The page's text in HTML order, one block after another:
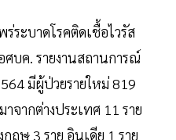
ระบาดโรคติดเชื้อไวรัส
บค. รายงานสถานการณ์
มีผู้ป่วยรายใหม่ 819
าจากต่างประเทศ 11 ราย
ษ 3 ราย อินเดีย 1 ราย